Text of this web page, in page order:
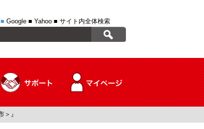
■ Google ■ Yahoo ■ サイト内全体検索
』